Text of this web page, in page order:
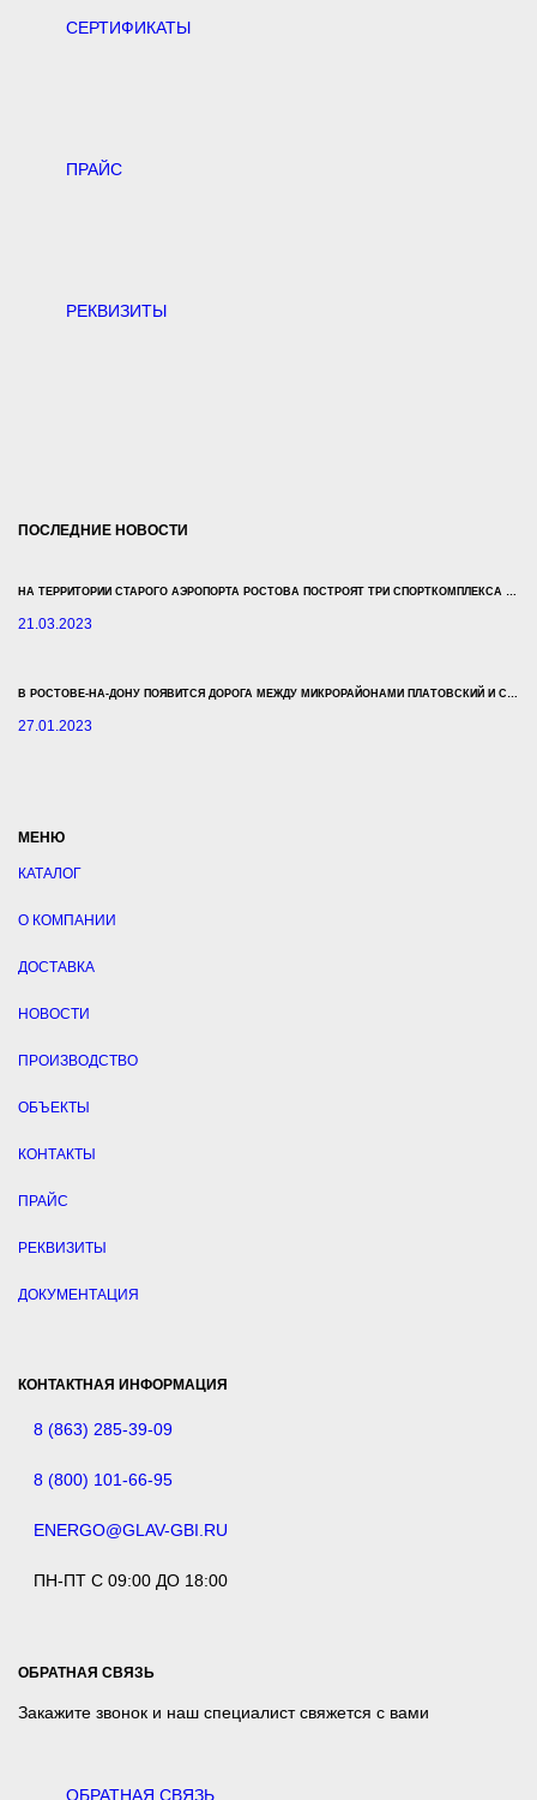
CЕРТИФИКАТЫ
ПРАЙС
РЕКВИЗИТЫ
ПОСЛЕДНИЕ НОВОСТИ
21.03.2023
27.01.2023
МЕНЮ
КАТАЛОГ
О КОМПАНИИ
ДОСТАВКА
НОВОСТИ
ПРОИЗВОДСТВО
ОБЪЕКТЫ
КОНТАКТЫ
ПРАЙС
РЕКВИЗИТЫ
ДОКУМЕНТАЦИЯ
КОНТАКТНАЯ ИНФОРМАЦИЯ
8 (863) 285-39-09
8 (800) 101-66-95
ENERGO@GLAV-GBI.RU
ПН-ПТ С 09:00 ДО 18:00
ОБРАТНАЯ СВЯЗЬ
Закажите звонок и наш специалист свяжется с вами
ОБРАТНАЯ СВЯЗЬ